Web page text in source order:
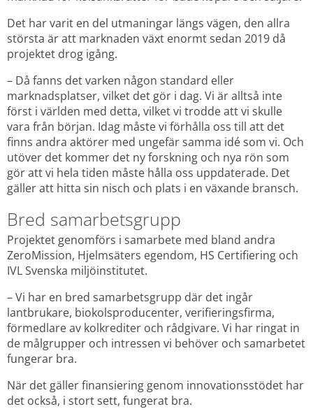
Det har varit en del utmaningar längs vägen, den allra
största är att marknaden växt enormt sedan 2019 då
projektet drog igång.
– Då fanns det varken någon standard eller
marknadsplatser, vilket det gör i dag. Vi är alltså inte
först i världen med detta, vilket vi trodde att vi skulle
vara från början. Idag måste vi förhålla oss till att det
finns andra aktörer med ungefär samma idé som vi. Och
utöver det kommer det ny forskning och nya rön som
gör att vi hela tiden måste hålla oss uppdaterade. Det
gäller att hitta sin nisch och plats i en växande bransch.
Bred samarbetsgrupp
Projektet genomförs i samarbete med bland andra
ZeroMission, Hjelmsäters egendom, HS Certifiering och
IVL Svenska miljöinstitutet.
– Vi har en bred samarbetsgrupp där det ingår
lantbrukare, biokolsproducenter, verifieringsfirma,
förmedlare av kolkrediter och rådgivare. Vi har ringat in
de målgrupper och intressen vi behöver och samarbetet
fungerar bra.
När det gäller finansiering genom innovationsstödet har
det också, i stort sett, fungerat bra.